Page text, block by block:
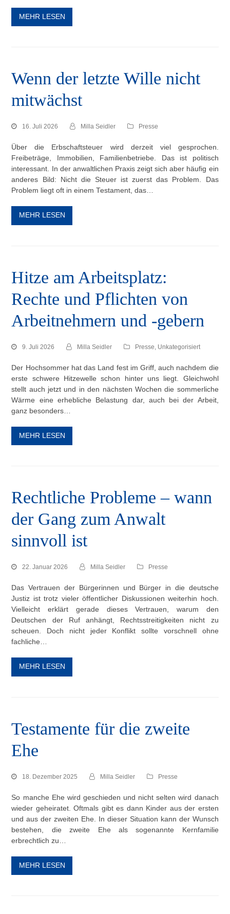
MEHR LESEN
Wenn der letzte Wille nicht
mitwächst
16. Juli 2026 Milla Seidler Presse
Über die Erbschaftsteuer wird derzeit viel gesprochen.
Freibeträge, Immobilien, Familienbetriebe. Das ist politisch
interessant. In der anwaltlichen Praxis zeigt sich aber häufig ein
anderes Bild: Nicht die Steuer ist zuerst das Problem. Das
Problem liegt oft in einem Testament, das…
MEHR LESEN
Hitze am Arbeitsplatz:
Rechte und Pflichten von
Arbeitnehmern und -gebern
9. Juli 2026 Milla Seidler Presse Unkategorisiert
Der Hochsommer hat das Land fest im Griff, auch nachdem die
erste schwere Hitzewelle schon hinter uns liegt. Gleichwohl
stellt auch jetzt und in den nächsten Wochen die sommerliche
Wärme eine erhebliche Belastung dar, auch bei der Arbeit,
ganz besonders…
MEHR LESEN
Rechtliche Probleme – wann
der Gang zum Anwalt
sinnvoll ist
22. Januar 2026 Milla Seidler Presse
Das Vertrauen der Bürgerinnen und Bürger in die deutsche
Justiz ist trotz vieler öffentlicher Diskussionen weiterhin hoch.
Vielleicht erklärt gerade dieses Vertrauen, warum den
Deutschen der Ruf anhängt, Rechtsstreitigkeiten nicht zu
scheuen. Doch nicht jeder Konflikt sollte vorschnell ohne
fachliche…
MEHR LESEN
Testamente für die zweite
Ehe
18. Dezember 2025 Milla Seidler Presse
So manche Ehe wird geschieden und nicht selten wird danach
wieder geheiratet. Oftmals gibt es dann Kinder aus der ersten
und aus der zweiten Ehe. In dieser Situation kann der Wunsch
bestehen, die zweite Ehe als sogenannte Kernfamilie
erbrechtlich zu…
MEHR LESEN